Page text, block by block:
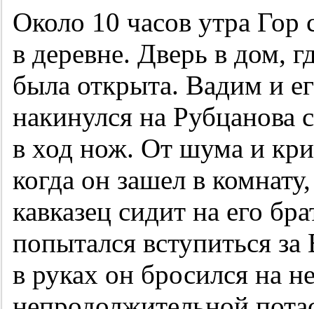
Около 10 часов утра Гор
в деревне. Дверь в дом,
была открыта. Вадим и
накинулся на Рубцанова
в ход нож. От шума и
когда он зашел в
кавказец сидит на его
попытался вступиться
в руках он бросился на